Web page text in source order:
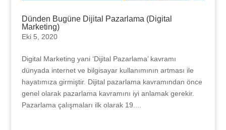
Dünden Bugüne Dijital Pazarlama (Digital
Marketing)
Eki 5, 2020
Digital Marketing yani ‘Dijital Pazarlama’ kavramı
dünyada internet ve bilgisayar kullanımının artması ile
hayatımıza girmiştir. Dijital pazarlama kavramından önce
genel olarak pazarlama kavramını iyi anlamak gerekir.
Pazarlama çalışmaları ilk olarak 19....